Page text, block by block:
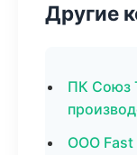
Другие
ПК Союз
ООО Fast